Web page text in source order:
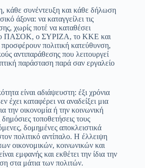
κάθε συνέντευξη και κάθε δήλωση
άξονα: να καταγγείλει τις
χωρίς ποτέ να καταθέσει
Το ΠΑΣΟΚ, ο ΣΥΡΙΖΑ, το ΚΚΕ και
προσφέρουν πολιτική κατεύθυνση,
αντιπαράθεσης που λειτουργεί
παράσταση παρά σαν εργαλείο
είναι αδιάψευστη: έξι χρόνια
έχει καταφέρει να αναδείξει μια
την οικονομία ή την κοινωνική
τοποθετήσεις τους
δομημένες αποκλειστικά
πολιτικό αντίπαλο. Η έλλειψη
οικονομικών, κοινωνικών και
εμφανής και εκθέτει την ίδια την
στα μάτια των πολιτών.